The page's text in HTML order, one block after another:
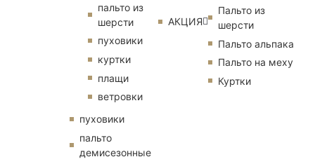
пальто из
шерсти
пуховики
куртки
плащи
ветровки
пуховики
пальто
демисезонные
АКЦИЯ
Пальто из
шерсти
Пальто альпака
Пальто на меху
Куртки